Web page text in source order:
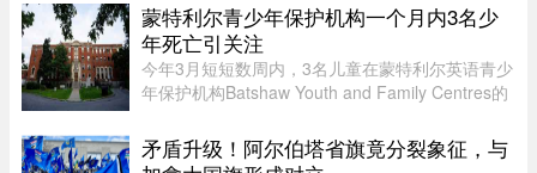
蒙特利尔青少年保护机构一个月内3名少
年死亡引关注
今年3月短短数周内，3名儿童在蒙特利尔英语青少
年保护机构Batshaw Youth and Family Centres的
这3起未成年人死亡事件，并表示目前全部仍在调
查之中。 ...
矛盾升级！阿尔伯塔省旗竟分裂象征，与